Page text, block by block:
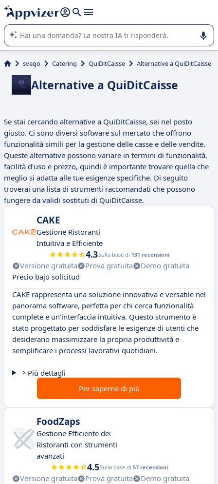
righe con
shift + enter
L'IA di Appvizer vi guida nell'utilizzo o nella scelta di un
software SaaS per la vostra azienda.
svago Catering QuiDitCaisse Alternative a QuiDitCaisse
Alternative a QuiDitCaisse
Se stai cercando alternative a QuiDitCaisse, sei nel posto
giusto. Ci sono diversi software sul mercato che offrono
funzionalità simili per la gestione delle casse e delle vendite.
Queste alternative possono variare in termini di funzionalità,
facilità d'uso e prezzo, quindi è importante trovare quella che
meglio si adatta alle tue esigenze specifiche. Di seguito
troverai una lista di strumenti raccomandati che possono
fungere da validi sostituti di QuiDitCaisse.
CAKE
Gestione Ristoranti
Intuitiva e Efficiente
4.3Sulla base di 131 recensioni
Versione gratuita Prova gratuita
Demo gratuita
Precio bajo solicitud
CAKE rappresenta una soluzione innovativa e versatile nel
panorama software, perfetta per chi cerca funzionalità
complete e un'interfaccia intuitiva. Questo strumento è
stato progettato per soddisfare le esigenze di utenti che
desiderano massimizzare la propria produttività e
semplificare i processi lavorativi quotidiani.
Più dettagli
Per saperne di più
FoodZaps
Gestione Efficiente dei
Ristoranti con strumenti
avanzati
4.5Sulla base di 57 recensioni
Versione gratuita Prova gratuita
Demo gratuita